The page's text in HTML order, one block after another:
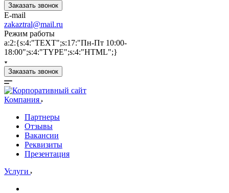
Заказать звонок
E-mail
zakaztral@mail.ru
Режим работы
a:2:{s:4:"TEXT";s:17:"Пн-Пт 10:00-
18:00";s:4:"TYPE";s:4:"HTML";}
Заказать звонок
Компания
Партнеры
Отзывы
Вакансии
Реквизиты
Презентация
Услуги